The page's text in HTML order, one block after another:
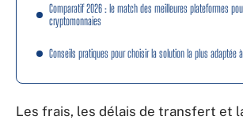
Comparatif 2026 : le match des meilleures plateformes
cryptomonnaies
Conseils pratiques pour choisir la solution la plus adaptée
Les frais, les délais de transfert et